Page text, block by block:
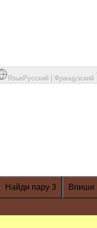
ЯзыкРусский Французский
Найди пару 3 Впиши